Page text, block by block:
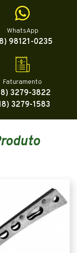
WhatsApp
98121-0235
Faturamento
3279-3822
3279-1583